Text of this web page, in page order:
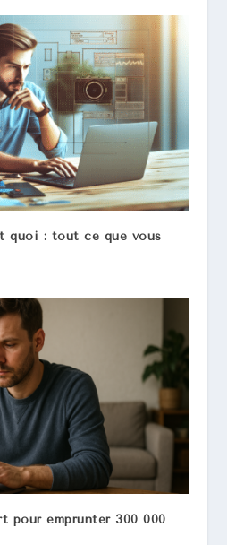
quoi : tout ce que vous
pour emprunter 300 000